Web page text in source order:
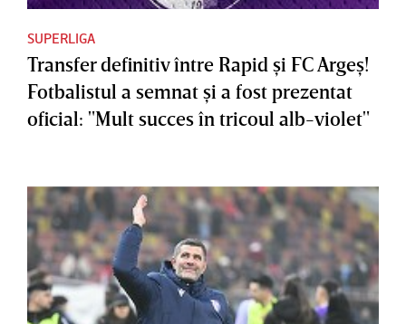
SUPERLIGA
Transfer definitiv între Rapid şi FC Argeş!
Fotbalistul a semnat şi a fost prezentat
oficial: "Mult succes în tricoul alb-violet"